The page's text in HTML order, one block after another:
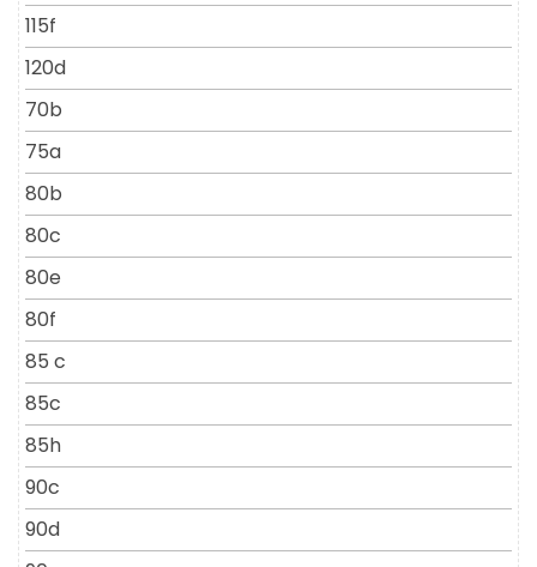
115f
120d
70b
75a
80b
80c
80e
80f
85 c
85c
85h
90c
90d